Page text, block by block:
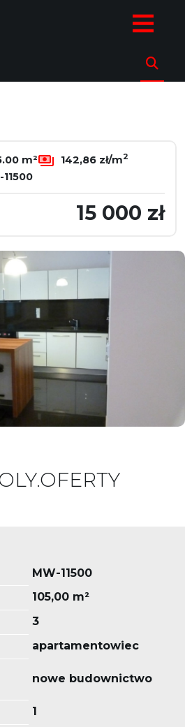
Warszawa
m² 142,86 zł/m2
15 000 zł
MW-11500
105,00 m²
3
apartamentowiec
nowe budownictwo
1